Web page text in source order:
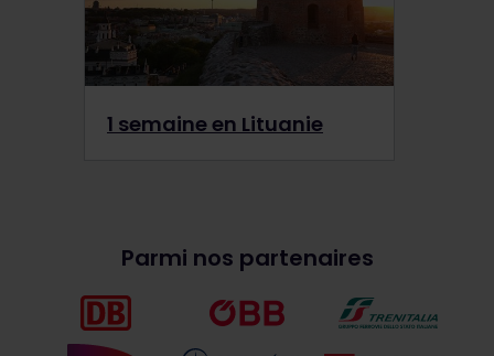
1 semaine en Lituanie
Parmi nos partenaires